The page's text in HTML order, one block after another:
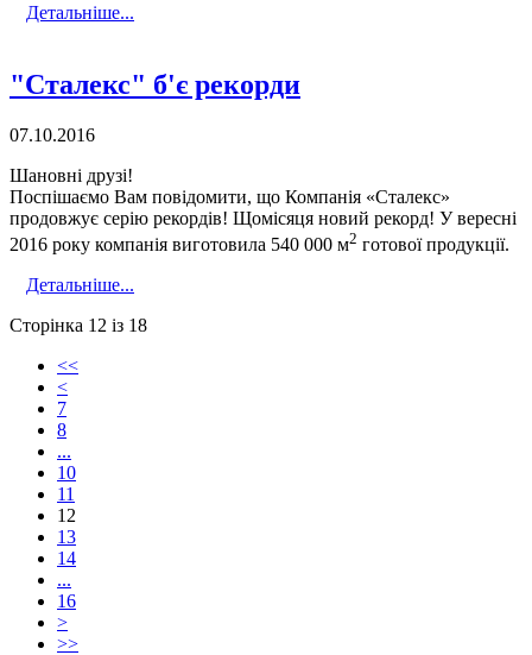
Детальніше...
"Сталекс" б'є рекорди
07.10.2016
Шановні друзі!
Поспішаємо Вам повідомити, що Компанія «Сталекс»
продовжує серію рекордів! Щомісяця новий рекорд! У вересні
2016 року компанія виготовила 540 000 м2 готової продукції.
Детальніше...
Сторінка 12 із 18
<<
<
7
8
...
10
11
12
13
14
...
16
>
>>